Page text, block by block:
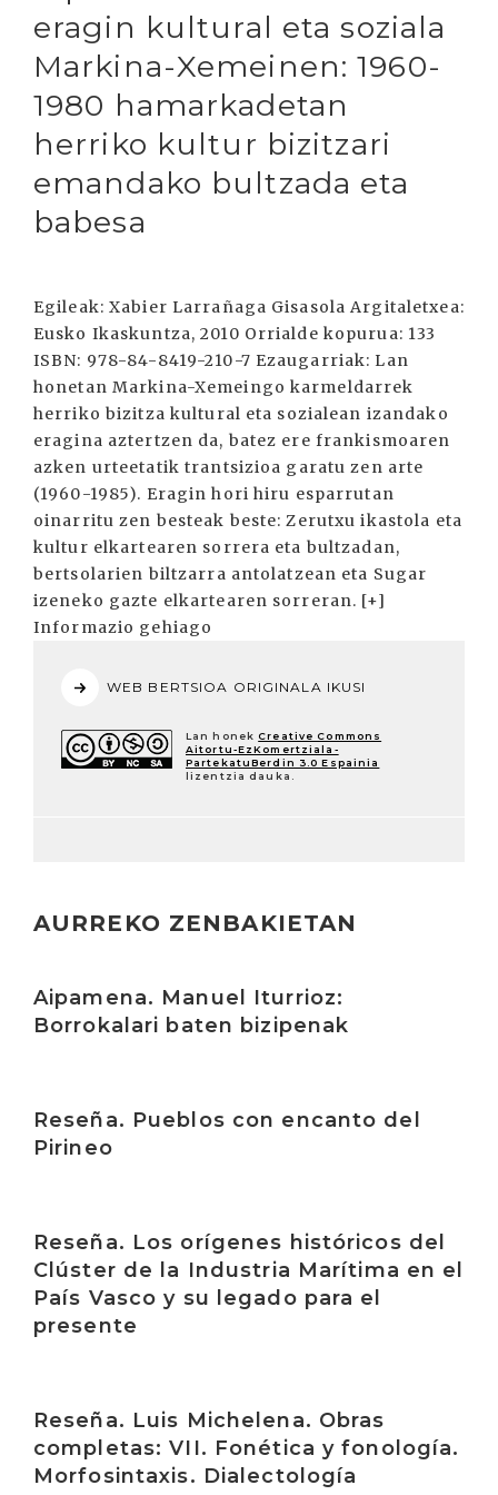
eragin kultural eta soziala
Markina-Xemeinen: 1960-
1980 hamarkadetan
herriko kultur bizitzari
emandako bultzada eta
babesa
Egileak: Xabier Larrañaga Gisasola Argitaletxea:
Eusko Ikaskuntza, 2010 Orrialde kopurua: 133
ISBN: 978-84-8419-210-7 Ezaugarriak: Lan
honetan Markina-Xemeingo karmeldarrek
herriko bizitza kultural eta sozialean izandako
eragina aztertzen da, batez ere frankismoaren
azken urteetatik trantsizioa garatu zen arte
(1960-1985). Eragin hori hiru esparrutan
oinarritu zen besteak beste: Zerutxu ikastola eta
kultur elkartearen sorrera eta bultzadan,
bertsolarien biltzarra antolatzean eta Sugar
izeneko gazte elkartearen sorreran. [+]
Informazio gehiago
WEB BERTSIOA ORIGINALA IKUSI
Lan honek Creative Commons
Aitortu-EzKomertziala-
PartekatuBerdin 3.0 Espainia
lizentzia dauka.
AURREKO ZENBAKIETAN
Aipamena. Manuel Iturrioz:
Borrokalari baten bizipenak
Reseña. Pueblos con encanto del
Pirineo
Reseña. Los orígenes históricos del
Clúster de la Industria Marítima en el
País Vasco y su legado para el
presente
Reseña. Luis Michelena. Obras
completas: VII. Fonética y fonología.
Morfosintaxis. Dialectología